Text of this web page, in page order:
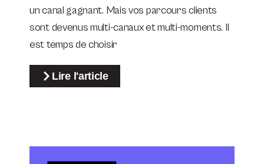
un canal gagnant. Mais vos parcours clients
sont devenus multi-canaux et multi-moments. Il
est temps de choisir
Lire l'article